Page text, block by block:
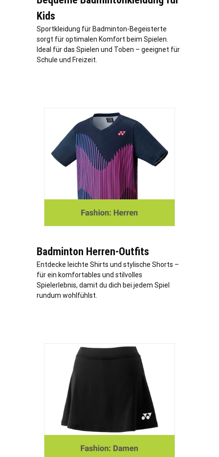
Kids
Sportkleidung für Badminton-Begeisterte
sorgt für optimalen Komfort beim Spielen.
Ideal für das Spielen und Toben – geeignet für
Schule und Freizeit.
Badminton Herren-Outfits
Entdecke leichte Shirts und stylische Shorts –
für ein komfortables und stilvolles
Spielerlebnis, damit du dich bei jedem Spiel
rundum wohlfühlst.